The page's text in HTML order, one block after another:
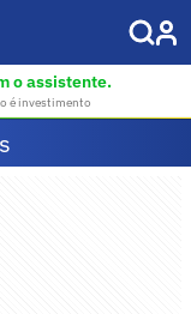
o assistente.
é investimento